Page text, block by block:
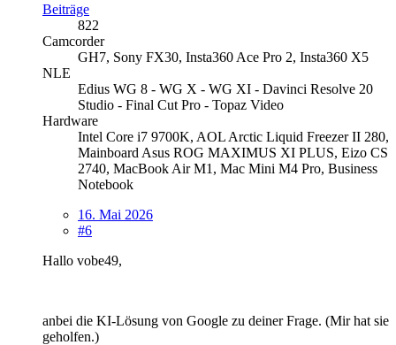
Beiträge
822
Camcorder
GH7, Sony FX30, Insta360 Ace Pro 2, Insta360 X5
NLE
Edius WG 8 - WG X - WG XI - Davinci Resolve 20
Studio - Final Cut Pro - Topaz Video
Hardware
Intel Core i7 9700K, AOL Arctic Liquid Freezer II 280,
Mainboard Asus ROG MAXIMUS XI PLUS, Eizo CS
2740, MacBook Air M1, Mac Mini M4 Pro, Business
Notebook
16. Mai 2026
#6
Hallo vobe49,
anbei die KI-Lösung von Google zu deiner Frage. (Mir hat sie
geholfen.)